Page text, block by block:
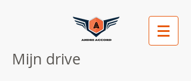
Mijn drive